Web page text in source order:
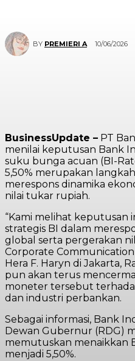
BY PREMIERI A 10/06/2026
BusinessUpdate – PT
menilai keputusan Bank
suku bunga acuan (BI-
5,50% merupakan
merespons dinamika
nilai tukar rupiah.
“Kami melihat keputusan
strategis BI dalam
global serta pergerakan
Corporate Communication
Hera F. Haryn di Jakarta,
pun akan terus
moneter tersebut
dan industri perbankan.
Sebagai informasi, Bank
Dewan Gubernur (RDG)
memutuskan menaikkan
menjadi 5,50%.